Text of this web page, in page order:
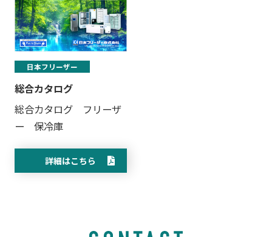
日本フリーザー
総合カタログ
総合カタログ フリーザ
ー 保冷庫
詳細はこちら